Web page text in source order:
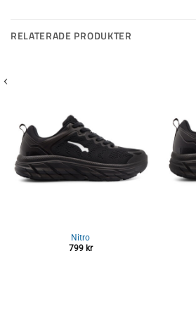
RELATERADE PRODUKTER
Nitro
799 kr